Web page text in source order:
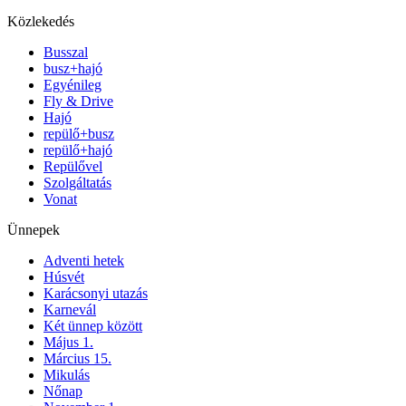
Közlekedés
Busszal
busz+hajó
Egyénileg
Fly & Drive
Hajó
repülő+busz
repülő+hajó
Repülővel
Szolgáltatás
Vonat
Ünnepek
Adventi hetek
Húsvét
Karácsonyi utazás
Karnevál
Két ünnep között
Május 1.
Március 15.
Mikulás
Nőnap